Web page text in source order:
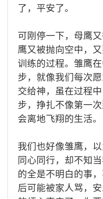
了， 平安了。
可刚停一下，母鹰
鹰又被抛向空中，
训练的过程。 雏鹰
步，就像我们每次
交给神，虽在过程
步，挣扎不像第一次
会离地飞翔的生活。
我们也好像雏鹰，
同心同行，却不知当
的全是不明白的事
后可能被家人骂，